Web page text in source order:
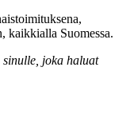
kaikkialla Suomessa.
joka haluat